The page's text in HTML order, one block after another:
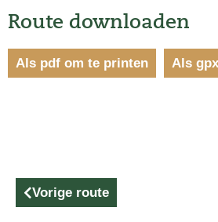
Route downloaden
Als pdf om te printen Als
Vorige route